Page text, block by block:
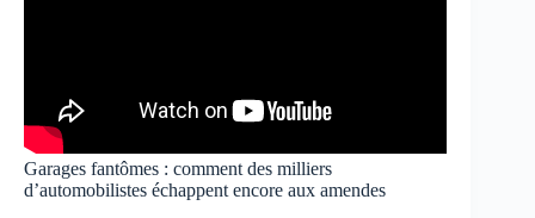
Garages fantômes : comment des milliers
d’automobilistes échappent encore aux amendes